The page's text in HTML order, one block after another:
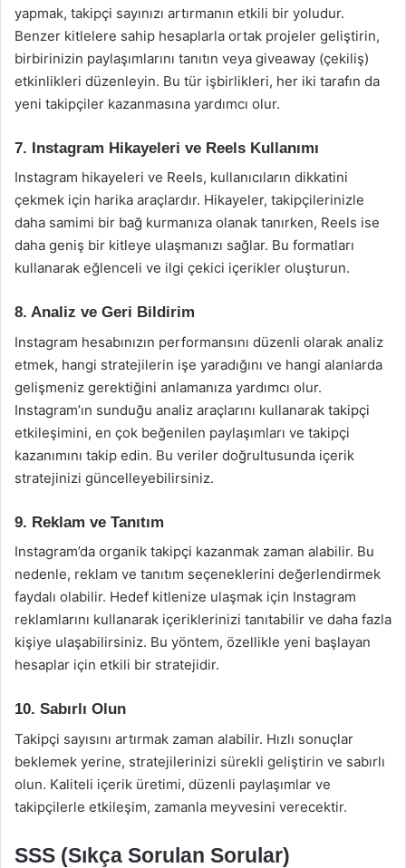
yapmak, takipçi sayınızı artırmanın etkili bir yoludur.
Benzer kitlelere sahip hesaplarla ortak projeler geliştirin,
birbirinizin paylaşımlarını tanıtın veya giveaway (çekiliş)
etkinlikleri düzenleyin. Bu tür işbirlikleri, her iki tarafın da
yeni takipçiler kazanmasına yardımcı olur.
7. Instagram Hikayeleri ve Reels Kullanımı
Instagram hikayeleri ve Reels, kullanıcıların dikkatini
çekmek için harika araçlardır. Hikayeler, takipçilerinizle
daha samimi bir bağ kurmanıza olanak tanırken, Reels ise
daha geniş bir kitleye ulaşmanızı sağlar. Bu formatları
kullanarak eğlenceli ve ilgi çekici içerikler oluşturun.
8. Analiz ve Geri Bildirim
Instagram hesabınızın performansını düzenli olarak analiz
etmek, hangi stratejilerin işe yaradığını ve hangi alanlarda
gelişmeniz gerektiğini anlamanıza yardımcı olur.
Instagram’ın sunduğu analiz araçlarını kullanarak takipçi
etkileşimini, en çok beğenilen paylaşımları ve takipçi
kazanımını takip edin. Bu veriler doğrultusunda içerik
stratejinizi güncelleyebilirsiniz.
9. Reklam ve Tanıtım
Instagram’da organik takipçi kazanmak zaman alabilir. Bu
nedenle, reklam ve tanıtım seçeneklerini değerlendirmek
faydalı olabilir. Hedef kitlenize ulaşmak için Instagram
reklamlarını kullanarak içeriklerinizi tanıtabilir ve daha fazla
kişiye ulaşabilirsiniz. Bu yöntem, özellikle yeni başlayan
hesaplar için etkili bir stratejidir.
10. Sabırlı Olun
Takipçi sayısını artırmak zaman alabilir. Hızlı sonuçlar
beklemek yerine, stratejilerinizi sürekli geliştirin ve sabırlı
olun. Kaliteli içerik üretimi, düzenli paylaşımlar ve
takipçilerle etkileşim, zamanla meyvesini verecektir.
SSS (Sıkça Sorulan Sorular)